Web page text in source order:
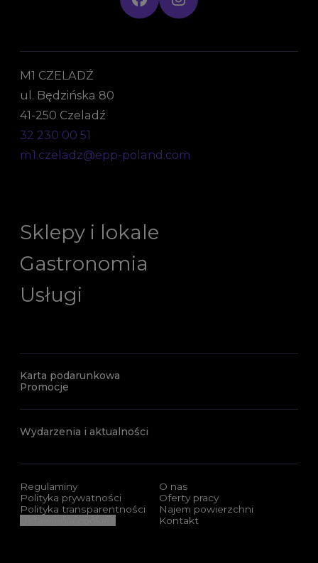
M1 CZELADŹ
ul. Będzińska 80
41-250 Czeladź
32 230 00 51
m1.czeladz@epp-poland.com
Sklepy i lokale
Gastronomia
Usługi
Karta podarunkowa
Promocje
Wydarzenia i aktualności
Regulaminy
Polityka prywatności
Polityka transparentności
O nas
Oferty pracy
Najem powierzchni
Kontakt